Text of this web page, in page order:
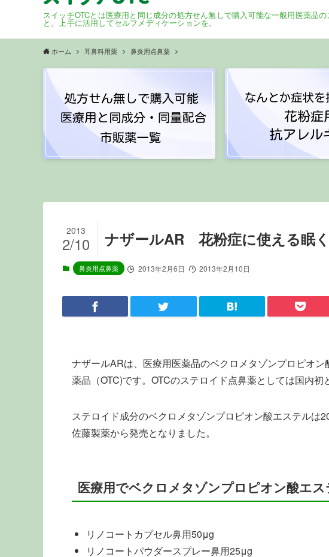
スイッチOTCとは医療用と同じ成分の処方せん無しで購入可能な一般用医薬品の
と。上手に活用してセルフメディケーションを。
ホーム 耳鼻科用薬 鼻炎用点鼻薬
ナザールAR 花粉症に使える眠
2013
2/10
鼻炎用点鼻薬 2013年2月6日 2013年2月10日
ナザールARは、医療用医薬品のベクロメタゾンプロピオ
薬品（OTC)です。OTCのステロイド点鼻薬としては国内初
ステロイド成分のベクロメタゾンプロピオン酸エステルは
佐藤製薬から発売となりました。
医療用でベクロメタゾンプロピオン酸エ
リノコートカプセル鼻用50μg
リノコートパウダースプレー鼻用25μg